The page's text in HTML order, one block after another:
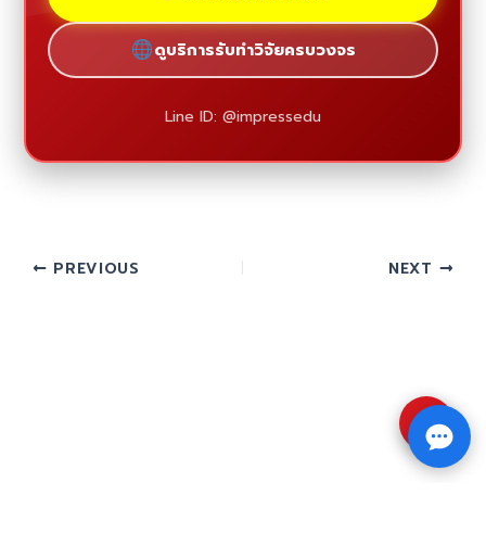
ดูบริการรับทำวิจัยครบวงจร
Line ID: @impressedu
PREVIOUS NEXT
⇧